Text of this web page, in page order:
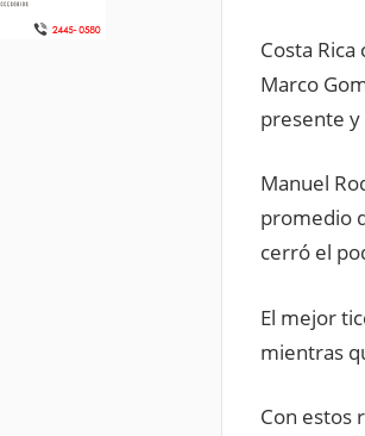
Costa
Marco
presente
Manuel
promedio
cerró el
El mejor
mientras
Con estos